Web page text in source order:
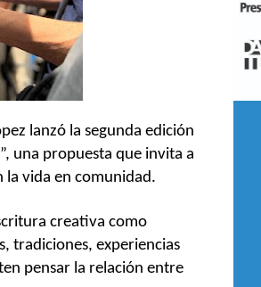
lanzó la segunda edición
una propuesta que invita a
vida en comunidad.
creativa como
tradiciones, experiencias
pensar la relación entre